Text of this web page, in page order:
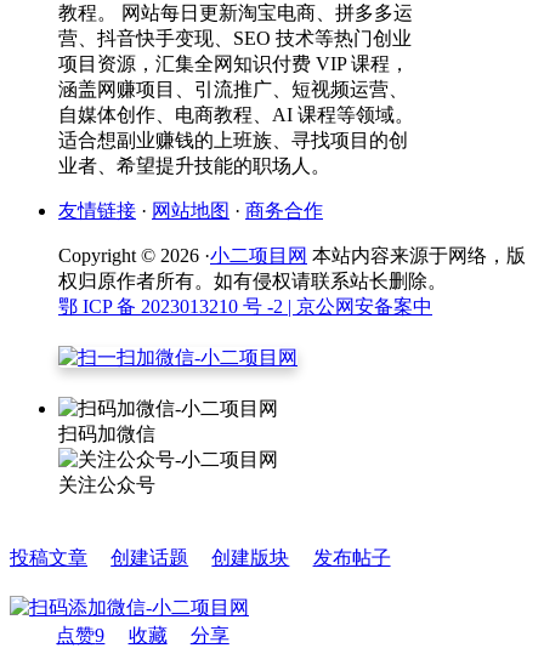
教程。 网站每日更新淘宝电商、拼多多运
营、抖音快手变现、SEO 技术等热门创业
项目资源，汇集全网知识付费 VIP 课程，
涵盖网赚项目、引流推广、短视频运营、
自媒体创作、电商教程、AI 课程等领域。
适合想副业赚钱的上班族、寻找项目的创
业者、希望提升技能的职场人。
友情链接 · 网站地图 · 商务合作
Copyright © 2026 ·小二项目网 本站内容来源于网络，版
权归原作者所有。如有侵权请联系站长删除。
鄂 ICP 备 2023013210 号 -2 | 京公网安备案中
扫码加微信
关注公众号
投稿文章 创建话题 创建版块 发布帖子
点赞9 收藏
分享